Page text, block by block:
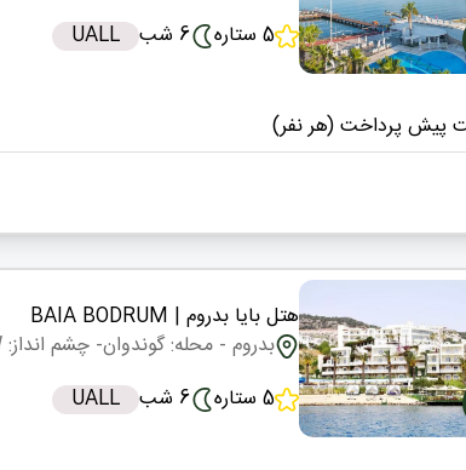
5 ستاره
6 شب UALL
پیش پرداخت (هر نفر)
هتل بایا بدروم | BAIA BODRUM
بدروم - محله: گوندوان- چشم انداز: LAND VIEW
5 ستاره
6 شب UALL